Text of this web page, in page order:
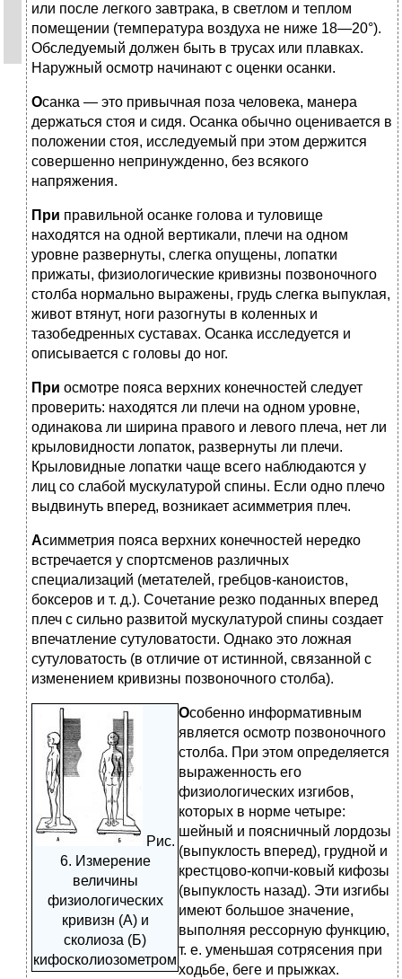
или после легкого завтрака, в светлом и теплом
помещении (температура воздуха не ниже 18—20°).
Обследуемый должен быть в трусах или плавках.
Наружный осмотр начинают с оценки осанки.
Осанка — это привычная поза человека, манера
держаться стоя и сидя. Осанка обычно оценивается в
положении стоя, исследуемый при этом держится
совершенно непринужденно, без всякого
напряжения.
При правильной осанке голова и туловище
находятся на одной вертикали, плечи на одном
уровне развернуты, слегка опущены, лопатки
прижаты, физиологические кривизны позвоночного
столба нормально выражены, грудь слегка выпуклая,
живот втянут, ноги разогнуты в коленных и
тазобедренных суставах. Осанка исследуется и
описывается с головы до ног.
При осмотре пояса верхних конечностей следует
проверить: находятся ли плечи на одном уровне,
одинакова ли ширина правого и левого плеча, нет ли
крыловидности лопаток, развернуты ли плечи.
Крыловидные лопатки чаще всего наблюдаются у
лиц со слабой мускулатурой спины. Если одно плечо
выдвинуть вперед, возникает асимметрия плеч.
Асимметрия пояса верхних конечностей нередко
встречается у спортсменов различных
специализаций (метателей, гребцов-каноистов,
боксеров и т. д.). Сочетание резко поданных вперед
плеч с сильно развитой мускулатурой спины создает
впечатление сутуловатости. Однако это ложная
сутуловатость (в отличие от истинной, связанной с
изменением кривизны позвоночного столба).
Рис.
6. Измерение
величины
физиологических
кривизн (А) и
сколиоза (Б)
кифосколиозометром
Особенно информативным
является осмотр позвоночного
столба. При этом определяется
выраженность его
физиологических изгибов,
которых в норме четыре:
шейный и поясничный лордозы
(выпуклость вперед), грудной и
крестцово-копчи-ковый кифозы
(выпуклость назад). Эти изгибы
имеют большое значение,
выполняя рессорную функцию,
т. е. уменьшая сотрясения при
ходьбе, беге и прыжках.